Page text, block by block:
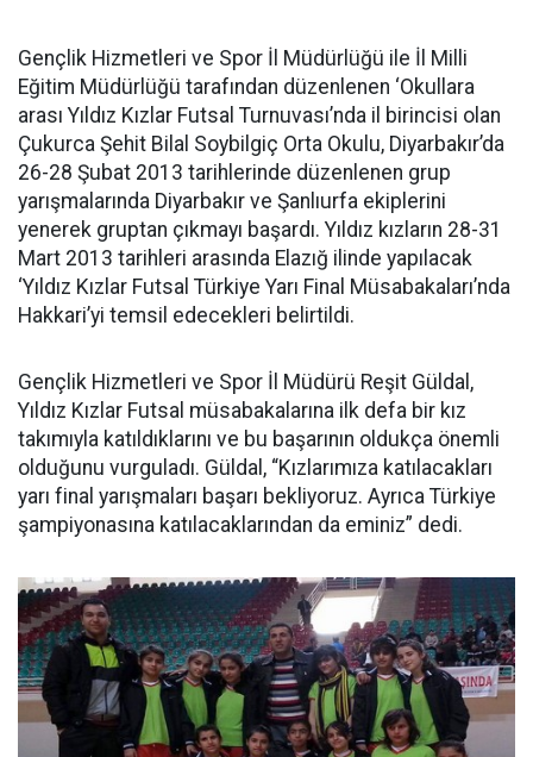
Gençlik Hizmetleri ve Spor İl Müdürlüğü ile İl Milli
Eğitim Müdürlüğü tarafından düzenlenen ‘Okullara
arası Yıldız Kızlar Futsal Turnuvası’nda il birincisi olan
Çukurca Şehit Bilal Soybilgiç Orta Okulu, Diyarbakır’da
26-28 Şubat 2013 tarihlerinde düzenlenen grup
yarışmalarında Diyarbakır ve Şanlıurfa ekiplerini
yenerek gruptan çıkmayı başardı. Yıldız kızların 28-31
Mart 2013 tarihleri arasında Elazığ ilinde yapılacak
‘Yıldız Kızlar Futsal Türkiye Yarı Final Müsabakaları’nda
Hakkari’yi temsil edecekleri belirtildi.
Gençlik Hizmetleri ve Spor İl Müdürü Reşit Güldal,
Yıldız Kızlar Futsal müsabakalarına ilk defa bir kız
takımıyla katıldıklarını ve bu başarının oldukça önemli
olduğunu vurguladı. Güldal, “Kızlarımıza katılacakları
yarı final yarışmaları başarı bekliyoruz. Ayrıca Türkiye
şampiyonasına katılacaklarından da eminiz” dedi.